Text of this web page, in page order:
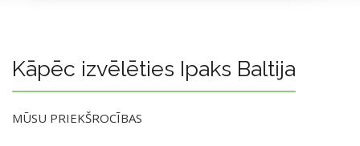
Kāpēc izvēlēties Ipaks Baltija
MŪSU PRIEKŠROCĪBAS